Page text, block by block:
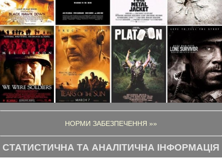
НОРМИ ЗАБЕЗПЕЧЕННЯ »»
СТАТИСТИЧНА ТА АНАЛІТИЧНА ІНФОРМАЦІЯ